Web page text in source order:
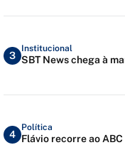
3
Institucional
SBT News chega à
4
Política
Flávio recorre ao